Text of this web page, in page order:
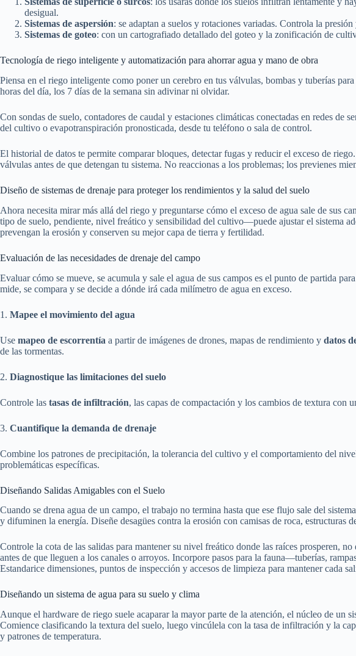
desigual.
Sistemas de aspersión: se adaptan a suelos y rotaciones variadas. Controla la
Sistemas de goteo: con un cartografiado detallado del goteo y la zonificación de
Tecnología de riego inteligente y automatización para ahorrar agua y mano de obra
Piensa en el riego inteligente como poner un cerebro en tus válvulas, bombas y tuberías
horas del día, los 7 días de la semana sin adivinar ni olvidar.
Con sondas de suelo, contadores de caudal y estaciones climáticas conectadas en redes de
del cultivo o evapotranspiración pronosticada, desde tu teléfono o sala de control.
El historial de datos te permite comparar bloques, detectar fugas y reducir el exceso de
válvulas antes de que detengan tu sistema. No reaccionas a los problemas; los previenes
Diseño de sistemas de drenaje para proteger los rendimientos y la salud del suelo
Ahora necesita mirar más allá del riego y preguntarse cómo el exceso de agua sale de sus
tipo de suelo, pendiente, nivel freático y sensibilidad del cultivo—puede ajustar el sistema
prevengan la erosión y conserven su mejor capa de tierra y fertilidad.
Evaluación de las necesidades de drenaje del campo
Evaluar cómo se mueve, se acumula y sale el agua de sus campos es el punto de partida
mide, se compara y se decide a dónde irá cada milímetro de agua en exceso.
1. Mapee el movimiento del agua
Use mapeo de escorrentía a partir de imágenes de drones, mapas de rendimiento y datos
de las tormentas.
2. Diagnostique las limitaciones del suelo
Controle las tasas de infiltración, las capas de compactación y los cambios de textura con
3. Cuantifique la demanda de drenaje
Combine los patrones de precipitación, la tolerancia del cultivo y el comportamiento del
problemáticas específicas.
Diseñando Salidas Amigables con el Suelo
Cuando se drena agua de un campo, el trabajo no termina hasta que ese flujo sale del
y difuminen la energía. Diseñe desagües contra la erosión con camisas de roca, estructuras
Controle la cota de las salidas para mantener su nivel freático donde las raíces prosperen,
antes de que lleguen a los canales o arroyos. Incorpore pasos para la fauna—tuberías,
Estandarice dimensiones, puntos de inspección y accesos de limpieza para mantener cada
Diseñando un sistema de agua para su suelo y clima
Aunque el hardware de riego suele acaparar la mayor parte de la atención, el núcleo de un
Comience clasificando la textura del suelo, luego vincúlela con la tasa de infiltración y la
y patrones de temperatura.